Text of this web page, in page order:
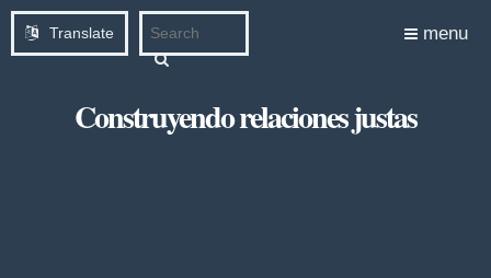
Translate menu
Construyendo relaciones justas